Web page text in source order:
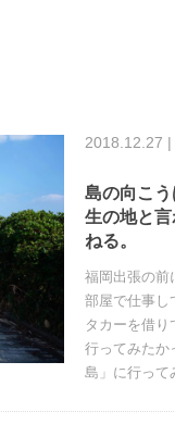
2018.12.27 |
島の向こ
生の地と
ねる。
福岡出張の前
部屋で仕事し
タカーを借
行ってみたか
島」に行って